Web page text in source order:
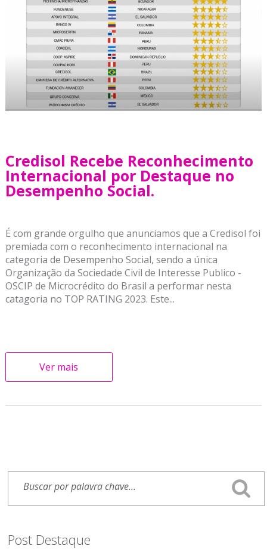
Credisol Recebe Reconhecimento
Internacional por Destaque no
Desempenho Social.
É com grande orgulho que anunciamos que a Credisol foi
premiada com o reconhecimento internacional na
categoria de Desempenho Social, sendo a única
Organização da Sociedade Civil de Interesse Publico -
OSCIP de Microcrédito do Brasil a performar nesta
catagoria no TOP RATING 2023. Este...
Ver mais
Post Destaque